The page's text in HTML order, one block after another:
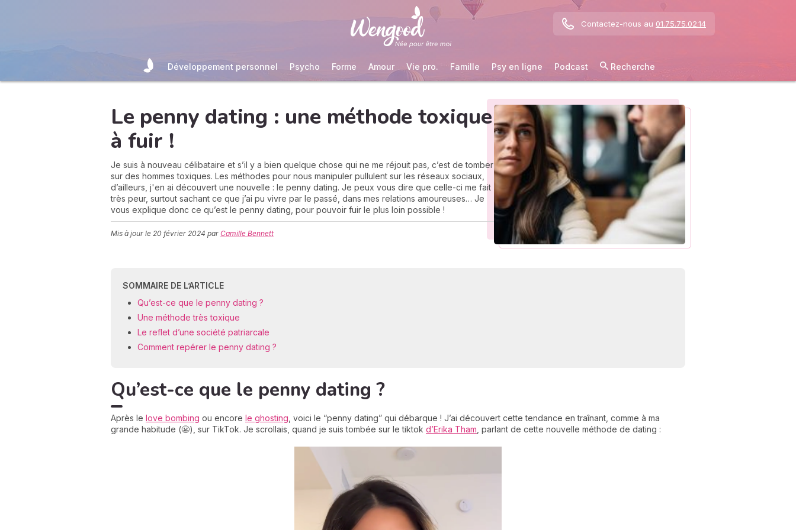
Contactez-nous au 01.75.75.02.14
Développement personnel Psycho Forme Amour Vie pro. Famille Psy en ligne Podcast Recherche
Le penny dating : une méthode toxique
à fuir !
Je suis à nouveau célibataire et s’il y a bien quelque chose qui ne me réjouit pas, c’est de tomber
sur des hommes toxiques. Les méthodes pour nous manipuler pullulent sur les réseaux sociaux,
d’ailleurs, j'en ai découvert une nouvelle : le penny dating. Je peux vous dire que celle-ci me fait
très peur, surtout sachant ce que j’ai pu vivre par le passé, dans mes relations amoureuses… Je
vous explique donc ce qu’est le penny dating, pour pouvoir fuir le plus loin possible !
Mis à jour le 20 février 2024 par Camille Bennett
SOMMAIRE DE L’ARTICLE
Qu’est-ce que le penny dating ?
Une méthode très toxique
Le reflet d’une société patriarcale
Comment repérer le penny dating ?
Qu’est-ce que le penny dating ?
Après le love bombing ou encore le ghosting , voici le “penny dating” qui débarque ! J’ai découvert cette tendance en traînant, comme à ma
grande habitude (😬), sur TikTok. Je scrollais, quand je suis tombée sur le tiktok d’Erika Tham , parlant de cette nouvelle méthode de dating :